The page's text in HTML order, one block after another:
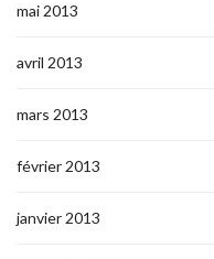
mai 2013
avril 2013
mars 2013
février 2013
janvier 2013